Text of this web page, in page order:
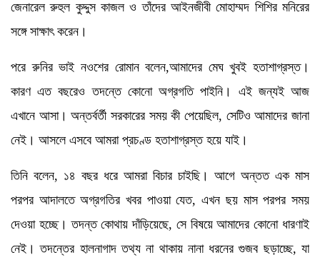
জেনারেল রুহুল কুদ্দুস কাজল ও তাঁদের আইনজীবী মোহাম্মদ শিশির মনিরের
সঙ্গে সাক্ষাৎ করেন।
পরে রুনির ভাই নওশের রোমান বলেন,আমাদের মেঘ খুবই হতাশাগ্রস্ত।
কারণ এত বছরেও তদন্তে কোনো অগ্রগতি পাইনি। এই জন্যই আজ
এখানে আসা। অন্তর্বর্তী সরকারের সময় কী পেয়েছিল, সেটিও আমাদের জানা
নেই। আসলে এসবে আমরা প্রচণ্ড হতাশাগ্রস্ত হয়ে যাই।
তিনি বলেন, ১৪ বছর ধরে আমরা বিচার চাইছি। আগে অন্তত এক মাস
পরপর আদালতে অগ্রগতির খবর পাওয়া যেত, এখন ছয় মাস পরপর সময়
দেওয়া হচ্ছে। তদন্ত কোথায় দাঁড়িয়েছে, সে বিষয়ে আমাদের কোনো ধারণাই
নেই। তদন্তের হালনাগাদ তথ্য না থাকায় নানা ধরনের গুজব ছড়াচ্ছে, যা